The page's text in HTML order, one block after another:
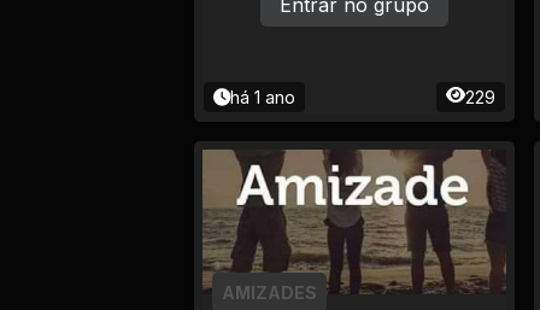
há 1 ano 229
Entrar no grupo
AMIZADES